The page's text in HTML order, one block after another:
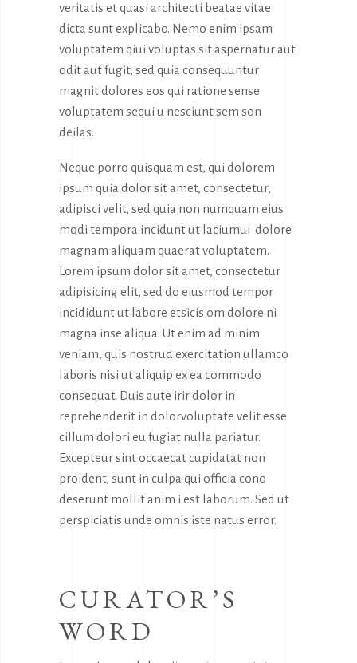
veritatis et quasi architecti beatae vitae
dicta sunt explicabo. Nemo enim ipsam
voluptatem qiui voluptas sit aspernatur aut
odit aut fugit, sed quia consequuntur
magnit dolores eos qui ratione sense
voluptatem sequi u nesciunt sem son
deilas.
Neque porro quisquam est, qui dolorem
ipsum quia dolor sit amet, consectetur,
adipisci velit, sed quia non numquam eius
modi tempora incidunt ut laciumui dolore
magnam aliquam quaerat voluptatem.
Lorem ipsum dolor sit amet, consectetur
adipisicing elit, sed do eiusmod tempor
incididunt ut labore etsicis om dolore ni
magna inse aliqua. Ut enim ad minim
veniam, quis nostrud exercitation ullamco
laboris nisi ut aliquip ex ea commodo
consequat. Duis aute irir dolor in
reprehenderit in dolorvoluptate velit esse
cillum dolori eu fugiat nulla pariatur.
Excepteur sint occaecat cupidatat non
proident, sunt in culpa qui officia cono
deserunt mollit anim i est laborum. Sed ut
perspiciatis unde omnis iste natus error.
CURATOR’S
WORD